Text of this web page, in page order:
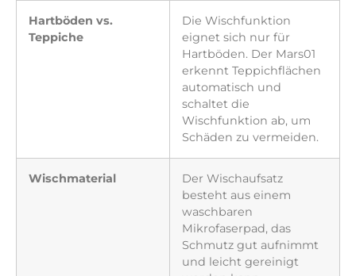
Hartböden vs.
Teppiche
Die Wischfunktion
eignet sich nur für
Hartböden. Der Mars01
erkennt Teppichflächen
automatisch und
schaltet die
Wischfunktion ab, um
Schäden zu vermeiden.
Wischmaterial
Der Wischaufsatz
besteht aus einem
waschbaren
Mikrofaserpad, das
Schmutz gut aufnimmt
und leicht gereinigt